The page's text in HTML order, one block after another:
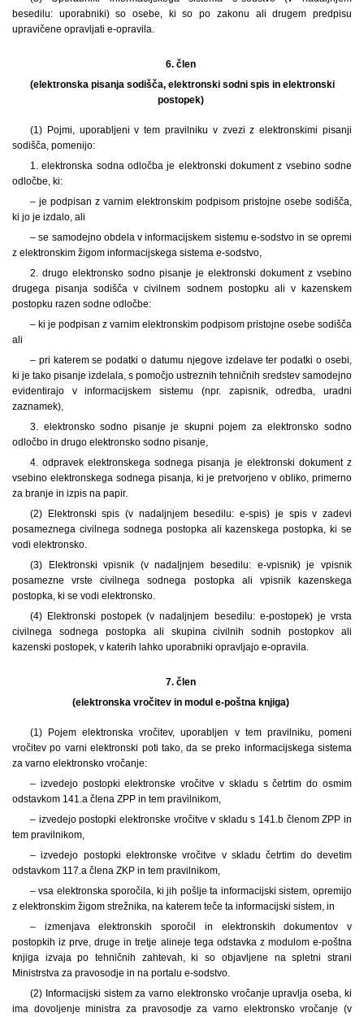
besedilu: uporabniki) so osebe, ki so po zakonu ali drugem predpisu
upravičene opravljati e-opravila.
6. člen
(elektronska pisanja sodišča, elektronski sodni spis in elektronski
postopek)
(1) Pojmi, uporabljeni v tem pravilniku v zvezi z elektronskimi pisanji
sodišča, pomenijo:
1. elektronska sodna odločba je elektronski dokument z vsebino sodne
odločbe, ki:
– je podpisan z varnim elektronskim podpisom pristojne osebe sodišča,
ki jo je izdalo, ali
– se samodejno obdela v informacijskem sistemu e-sodstvo in se opremi
z elektronskim žigom informacijskega sistema e-sodstvo,
2. drugo elektronsko sodno pisanje je elektronski dokument z vsebino
drugega pisanja sodišča v civilnem sodnem postopku ali v kazenskem
postopku razen sodne odločbe:
– ki je podpisan z varnim elektronskim podpisom pristojne osebe sodišča
ali
– pri katerem se podatki o datumu njegove izdelave ter podatki o osebi,
ki je tako pisanje izdelala, s pomočjo ustreznih tehničnih sredstev samodejno
evidentirajo v informacijskem sistemu (npr. zapisnik, odredba, uradni
zaznamek),
3. elektronsko sodno pisanje je skupni pojem za elektronsko sodno
odločbo in drugo elektronsko sodno pisanje,
4. odpravek elektronskega sodnega pisanja je elektronski dokument z
vsebino elektronskega sodnega pisanja, ki je pretvorjeno v obliko, primerno
za branje in izpis na papir.
(2) Elektronski spis (v nadaljnjem besedilu: e-spis) je spis v zadevi
posameznega civilnega sodnega postopka ali kazenskega postopka, ki se
vodi elektronsko.
(3) Elektronski vpisnik (v nadaljnjem besedilu: e-vpisnik) je vpisnik
posamezne vrste civilnega sodnega postopka ali vpisnik kazenskega
postopka, ki se vodi elektronsko.
(4) Elektronski postopek (v nadaljnjem besedilu: e-postopek) je vrsta
civilnega sodnega postopka ali skupina civilnih sodnih postopkov ali
kazenski postopek, v katerih lahko uporabniki opravljajo e-opravila.
7. člen
(elektronska vročitev in modul e-poštna knjiga)
(1) Pojem elektronska vročitev, uporabljen v tem pravilniku, pomeni
vročitev po varni elektronski poti tako, da se preko informacijskega sistema
za varno elektronsko vročanje:
– izvedejo postopki elektronske vročitve v skladu s četrtim do osmim
odstavkom 141.a člena ZPP in tem pravilnikom,
– izvedejo postopki elektronske vročitve v skladu s 141.b členom ZPP in
tem pravilnikom,
– izvedejo postopki elektronske vročitve v skladu četrtim do devetim
odstavkom 117.a člena ZKP in tem pravilnikom,
– vsa elektronska sporočila, ki jih pošlje ta informacijski sistem, opremijo
z elektronskim žigom strežnika, na katerem teče ta informacijski sistem, in
– izmenjava elektronskih sporočil in elektronskih dokumentov v
postopkih iz prve, druge in tretje alineje tega odstavka z modulom e-poštna
knjiga izvaja po tehničnih zahtevah, ki so objavljene na spletni strani
Ministrstva za pravosodje in na portalu e-sodstvo.
(2) Informacijski sistem za varno elektronsko vročanje upravlja oseba, ki
ima dovoljenje ministra za pravosodje za varno elektronsko vročanje (v